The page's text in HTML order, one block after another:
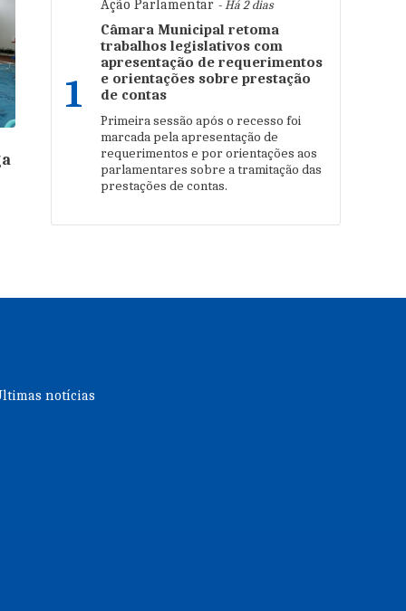
1
Ação Parlamentar - Há 2 dias
Câmara Municipal retoma
trabalhos legislativos com
apresentação de requerimentos
e orientações sobre prestação
de contas
Primeira sessão após o recesso foi
marcada pela apresentação de
requerimentos e por orientações aos
parlamentares sobre a tramitação das
prestações de contas.
notícias